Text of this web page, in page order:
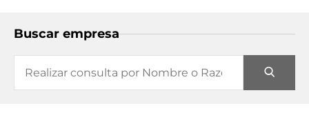
Buscar empresa